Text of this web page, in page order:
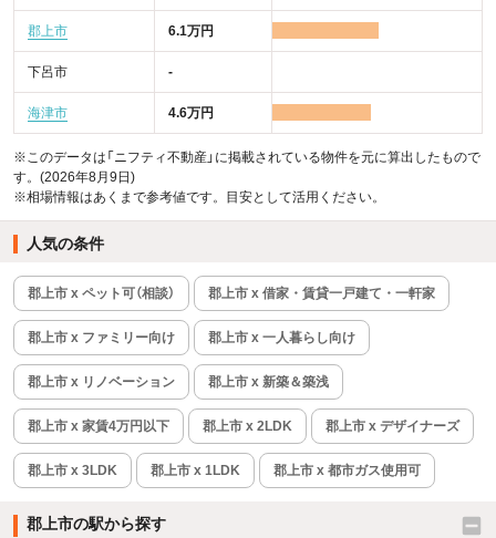
郡上市 6.1万円
下呂市 -
海津市 4.6万円
※このデータは「ニフティ不動産」に掲載されている物件を元に算出したもので
す。(2026年8月9日)
※相場情報はあくまで参考値です。目安として活用ください。
人気の条件
郡上市 x ペット可（相談） 郡上市 x 借家・賃貸一戸建て・一軒家
郡上市 x ファミリー向け 郡上市 x 一人暮らし向け
郡上市 x リノベーション 郡上市 x 新築＆築浅
郡上市 x 家賃4万円以下 郡上市 x 2LDK 郡上市 x デザイナーズ
郡上市 x 3LDK 郡上市 x 1LDK 郡上市 x 都市ガス使用可
郡上市の駅から探す